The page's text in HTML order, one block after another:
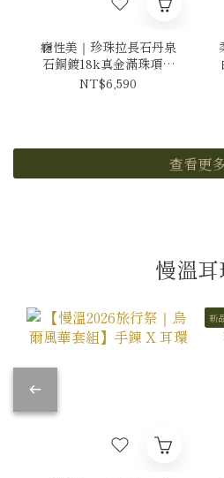
癮性美｜珍珠拉長石丹泉
石銅鍍18k真金滿珠項鍊
N0075-5
NT$6,590
查看更多
慢溫
新